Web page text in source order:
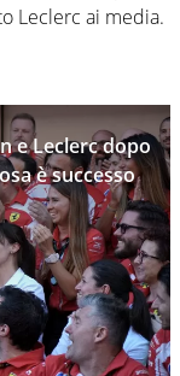
Leclerc ai media.
e Leclerc dopo
è successo